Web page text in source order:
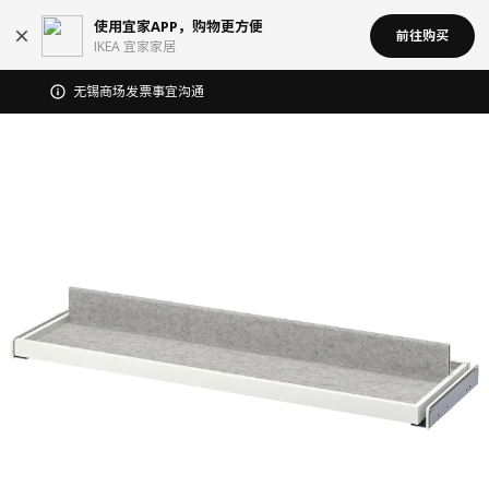
使用宜家APP，购物更方便
IKEA 宜家家居
前往购买